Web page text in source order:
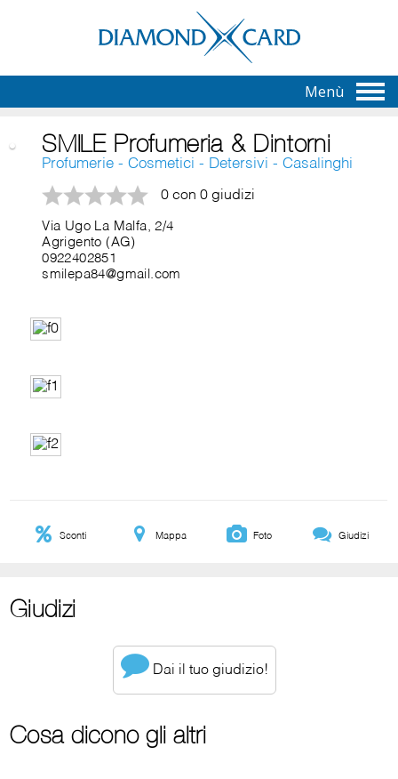
Menù
SMILE Profumeria & Dintorni
Profumerie - Cosmetici - Detersivi - Casalinghi
0 con 0 giudizi
Via Ugo La Malfa, 2/4
Agrigento (AG)
0922402851
smilepa84@gmail.com
Sconti Mappa Foto Giudizi
Giudizi
Dai il tuo giudizio!
Cosa dicono gli altri